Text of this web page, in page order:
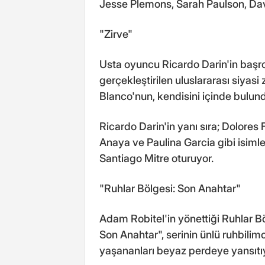
Jesse Plemons, Sarah Paulson,
"Zirve"
Usta oyuncu Ricardo Darin'in
gerçekleştirilen uluslararası siyasi
Blanco'nun, kendisini içinde
Ricardo Darin'in yanı sıra;
Anaya ve Paulina Garcia gibi
Santiago Mitre oturuyor.
"Ruhlar Bölgesi: Son Anahtar"
Adam Robitel'in yönettiği Ruhlar
Son Anahtar", serinin ünlü
yaşananları beyaz perdeye